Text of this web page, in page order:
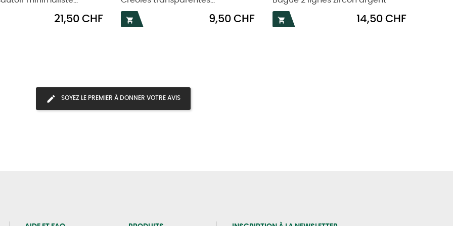
Prix
21,50 CHF 
Prix
9,50 CHF 
Prix
14,50 CHF
SOYEZ LE PREMIER À DONNER VOTRE AVIS